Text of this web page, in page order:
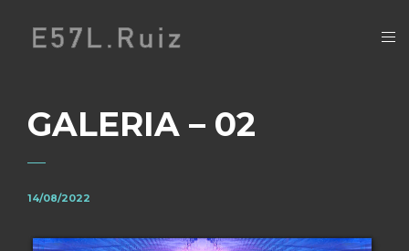
GALERIA – 02
14/08/2022